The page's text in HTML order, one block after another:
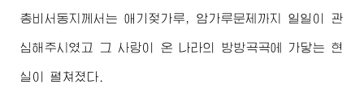
총비서동지께서 는 애기젖가루, 암가루문제까지 일일이 관
심해주시였고 그 사랑이 온 나라의 방방곡곡에 가닿는 현
실이 펼쳐졌다.